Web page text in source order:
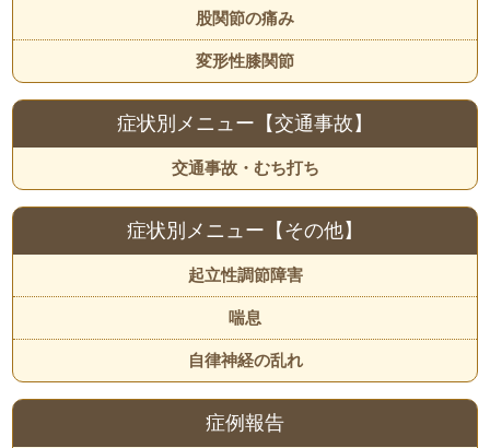
股関節の痛み
変形性膝関節
症状別メニュー【交通事故】
交通事故・むち打ち
症状別メニュー【その他】
起立性調節障害
喘息
自律神経の乱れ
症例報告